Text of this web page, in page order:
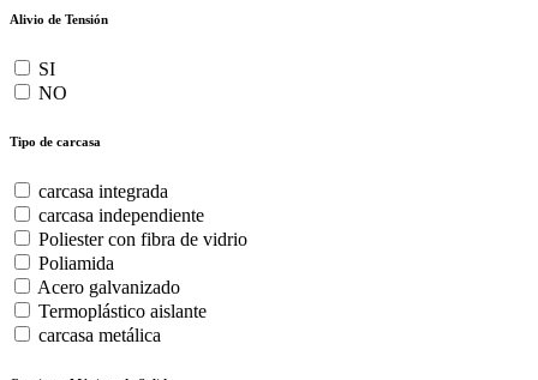
Alivio de Tensión
SI
NO
Tipo de carcasa
carcasa integrada
carcasa independiente
Poliester con fibra de vidrio
Poliamida
Acero galvanizado
Termoplástico aislante
carcasa metálica